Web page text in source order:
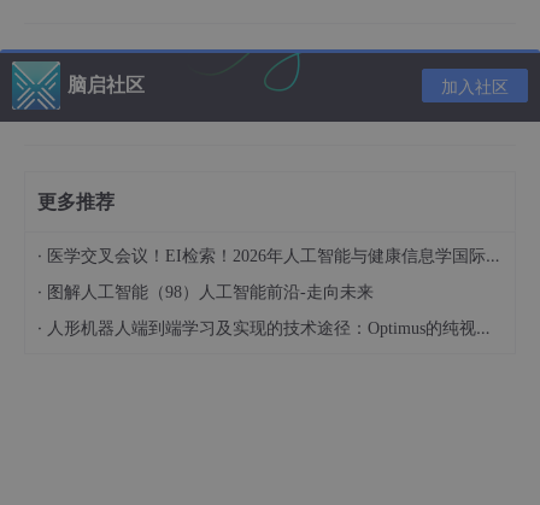
脑启社区 加入社区
更多推荐
· 医学交叉会议！EI检索！2026年人工智能与健康信息学国际学术会议（AIHI 2026）
· 图解人工智能（98）人工智能前沿-走向未来
· 人形机器人端到端学习及实现的技术途径：Optimus的纯视觉BEV+Transformer方案、RT-2模型跨模态迁移能力测试（上）